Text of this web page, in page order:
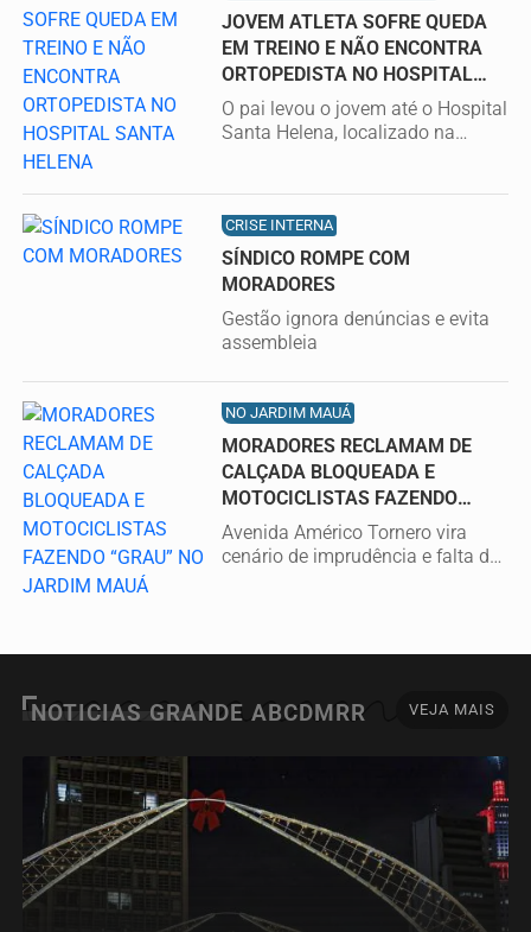
JOVEM ATLETA SOFRE QUEDA
EM TREINO E NÃO ENCONTRA
ORTOPEDISTA NO HOSPITAL
SANTA HELENA
O pai levou o jovem até o Hospital
Santa Helena, localizado na
CRISE INTERNA
SÍNDICO ROMPE COM
MORADORES
Gestão ignora denúncias e evita
assembleia
NO JARDIM MAUÁ
MORADORES RECLAMAM DE
CALÇADA BLOQUEADA E
MOTOCICLISTAS FAZENDO
“GRAU” NO JARDIM MAUÁ
Avenida Américo Tornero vira
cenário de imprudência e falta de
NOTICIAS GRANDE ABCDMRR VEJA MAIS